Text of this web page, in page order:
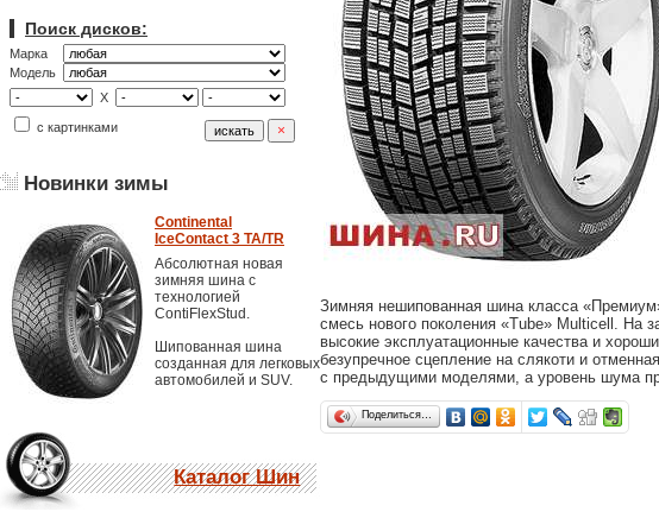
Поиск дисков:
Марка
Модель
X
с картинками
Новинки зимы
Continental
IceContact 3 TA/TR
Абсолютная новая
зимняя шина с
технологией
ContiFlexStud.
Шипованная шина
созданная для легковых
автомобилей и SUV.
Каталог Шин
Зимняя нешипованная шина класса
смесь нового поколения «Tube» Multicell. На
высокие эксплуатационные качества и
безупречное сцепление на слякоти и
с предыдущими моделями, а уровень шума
Поделиться…